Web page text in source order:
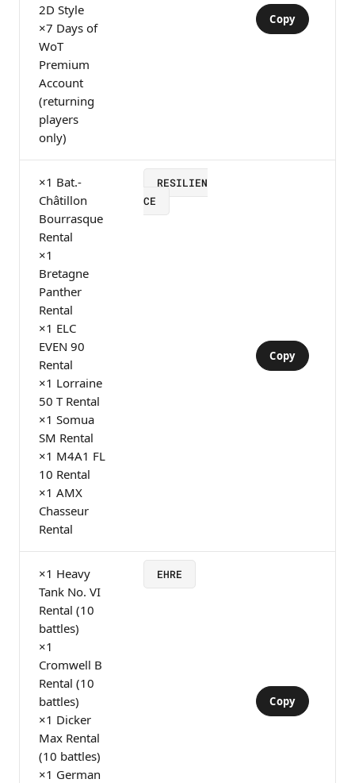
2D Style
×7 Days of
WoT
Premium
Account
(returning
players
only)
Copy
×1 Bat.-
Châtillon
Bourrasque
Rental
×1
Bretagne
Panther
Rental
×1 ELC
EVEN 90
Rental
×1 Lorraine
50 T Rental
×1 Somua
SM Rental
×1 M4A1 FL
10 Rental
×1 AMX
Chasseur
Rental
RESILIEN
CE
Copy
×1 Heavy
Tank No. VI
Rental (10
battles)
×1
Cromwell B
Rental (10
battles)
×1 Dicker
Max Rental
(10 battles)
×1 German
EHRE
Copy